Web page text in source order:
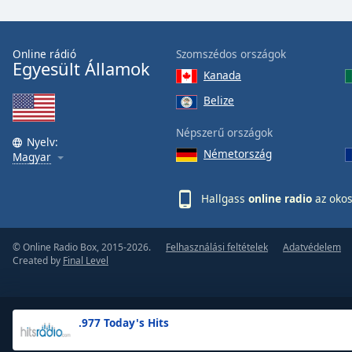
Text
Opacity
Background
.977 Today's Hits
Online rádió
Egyesült Államok
Nyelv:
Magyar
Szomszédos országok
Kanada
Belize
Népszerű országok
Németország
Hallgass online radio az
© Online Radio Box, 2015-2026.
Created by Final Level
Felhasználási feltételek Adatvédelem